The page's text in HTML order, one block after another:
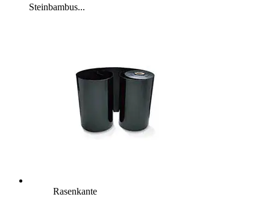
Steinbambus...
Rasenkante